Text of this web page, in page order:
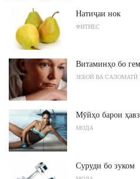
Натиҷаи нок
ФИТНЕС
Витаминҳо бо
ЗЕБОӢ ВА САЛОМАТӢ
Мӯйҳо барои ҳавз
МОДА
Суруди бо зуком